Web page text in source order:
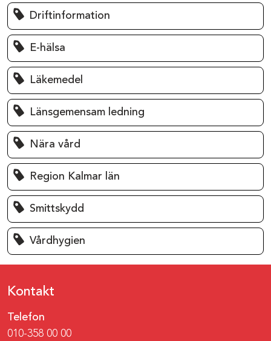
Driftinformation
E-hälsa
Läkemedel
Länsgemensam ledning
Nära vård
Region Kalmar län
Smittskydd
Vårdhygien
Kontakt
Telefon
010-358 00 00